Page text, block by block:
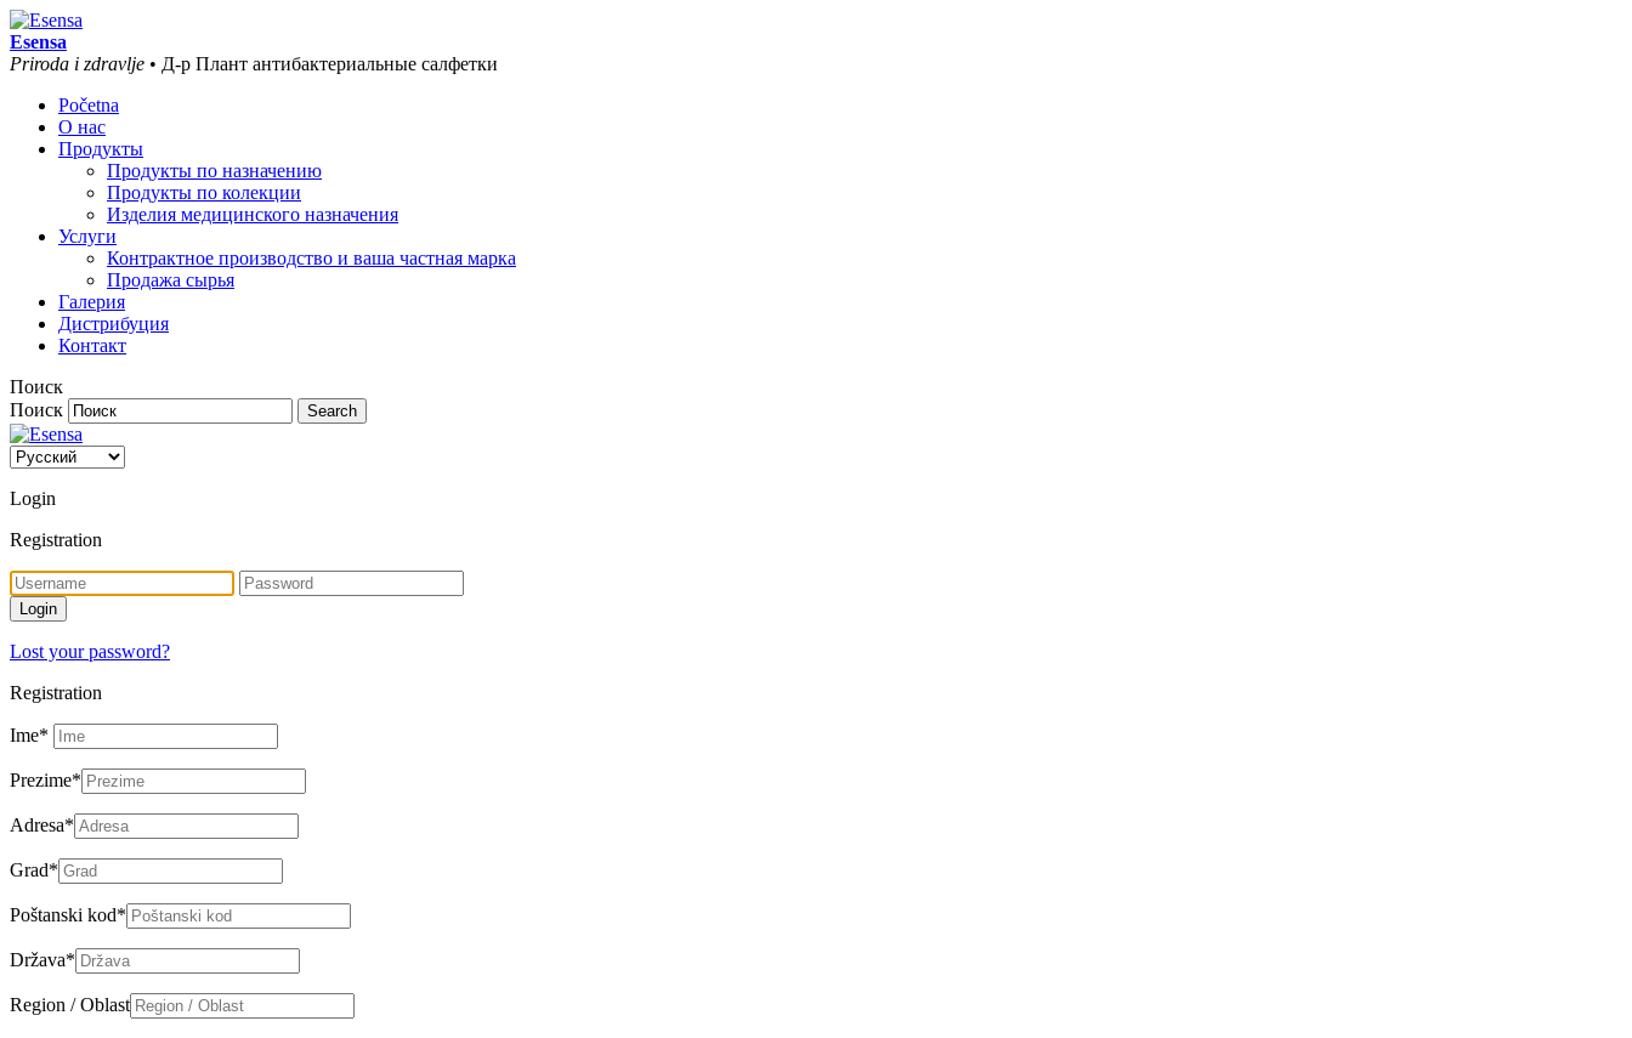
Esensa
Priroda i zdravlje • Д-р Плант антибактериальные салфетки
Početna
О нас
Продукты
Продукты по назначению
Продукты по колекции
Изделия медицинского назначения
Услуги
Контрактное производство и ваша частная марка
Продажа сырья
Галерия
Дистрибуция
Контакт
Поиск
Поиск
Login
Registration
Lost your password?
Registration
Ime*
Prezime*
Adresa*
Grad*
Poštanski kod*
Država*
Region / Oblast